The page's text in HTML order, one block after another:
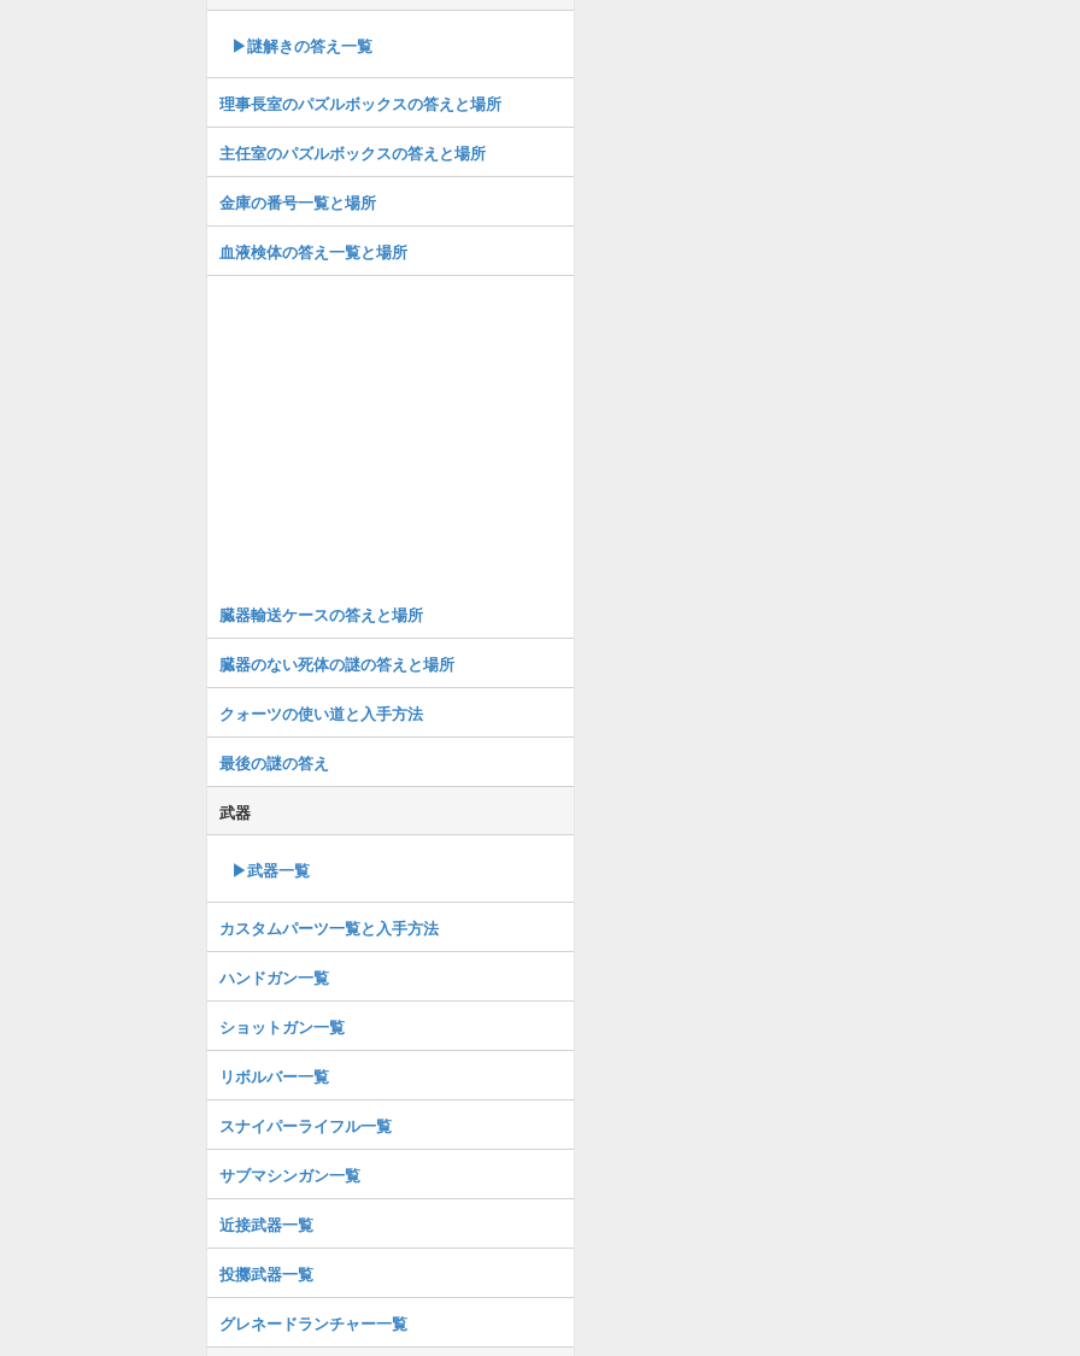
▶謎解きの答え一覧
理事長室のパズルボックスの答えと場所
主任室のパズルボックスの答えと場所
金庫の番号一覧と場所
血液検体の答え一覧と場所
臓器輸送ケースの答えと場所
臓器のない死体の謎の答えと場所
クォーツの使い道と入手方法
最後の謎の答え
武器
▶武器一覧
カスタムパーツ一覧と入手方法
ハンドガン一覧
ショットガン一覧
リボルバー一覧
スナイパーライフル一覧
サブマシンガン一覧
近接武器一覧
投擲武器一覧
グレネードランチャー一覧